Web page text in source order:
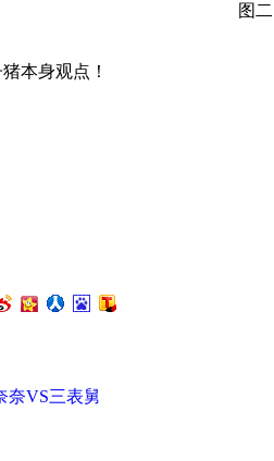
图二
本身观点！
奈VS三表舅